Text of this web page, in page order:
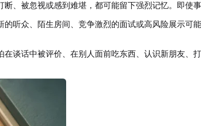
、被忽视或感到难堪，都可能留下强烈记忆。即使
听众、陌生房间、竞争激烈的面试或高风险展示可
谈话中被评价、在别人面前吃东西、认识新朋友、